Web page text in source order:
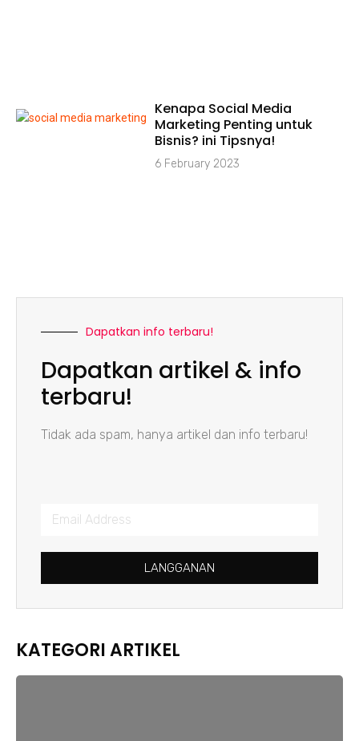
Kenapa Social Media
Marketing Penting untuk
Bisnis? ini Tipsnya!
6 February 2023
Dapatkan info terbaru!
Dapatkan artikel & info
terbaru!
Tidak ada spam, hanya artikel dan info terbaru!
LANGGANAN
KATEGORI ARTIKEL